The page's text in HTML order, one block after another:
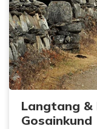
Langtang &
Gosainkund